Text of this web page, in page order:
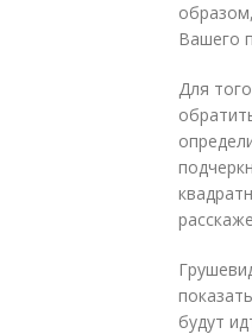
Вашего
Для
будут